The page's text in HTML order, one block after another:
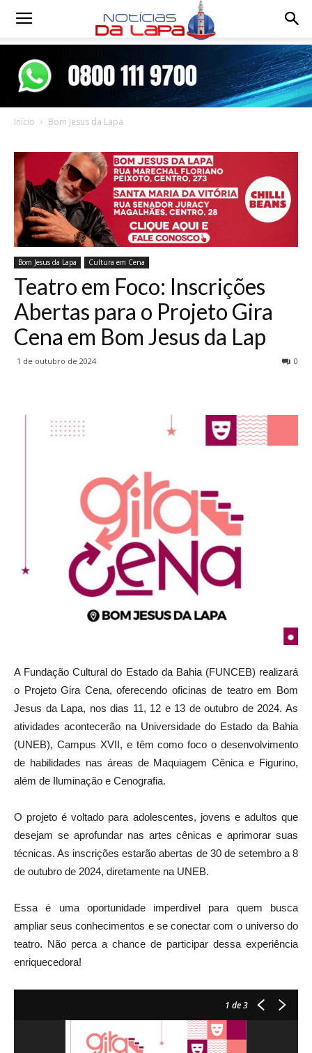
Notícias
Início Bom Jesus da Lapa
Bom Jesus da Lapa Cultura em Cena
Teatro em Foco: Inscrições
Abertas para o Projeto Gira
Cena em Bom Jesus da Lap
1 de outubro de 2024 0
A Fundação Cultural do Estado da Bahia (FUNCEB) realizará
o Projeto Gira Cena, oferecendo oficinas de teatro em Bom
Jesus da Lapa, nos dias 11, 12 e 13 de outubro de 2024. As
atividades acontecerão na Universidade do Estado da Bahia
(UNEB), Campus XVII, e têm como foco o desenvolvimento
de habilidades nas áreas de Maquiagem Cênica e Figurino,
além de Iluminação e Cenografia.
O projeto é voltado para adolescentes, jovens e adultos que
desejam se aprofundar nas artes cênicas e aprimorar suas
técnicas. As inscrições estarão abertas de 30 de setembro a 8
de outubro de 2024, diretamente na UNEB.
Essa é uma oportunidade imperdível para quem busca
ampliar seus conhecimentos e se conectar com o universo do
teatro. Não perca a chance de participar dessa experiência
enriquecedora!
1 de 3